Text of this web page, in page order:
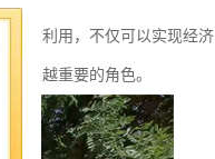
回收利用，不仅可以实现经济
来越重要的角色。